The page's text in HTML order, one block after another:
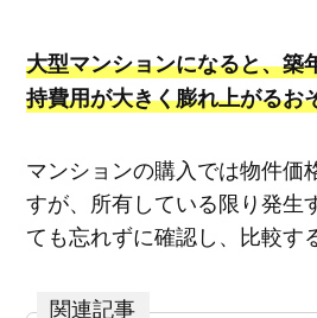
大型マンションになると、築
持費用が大きく膨れ上がるお
マンションの購入では物件価
すが、所有している限り発生
ても忘れずに確認し、比較す